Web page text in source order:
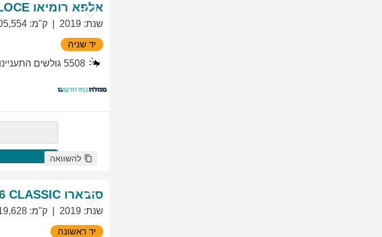
אלפא רומיאו
שנת:
2019 ק"מ:
יד שניה
5508 גולשים
להשוואה
סובארו CLASSIC
שנת:
2019 ק"מ:
יד ראשונה